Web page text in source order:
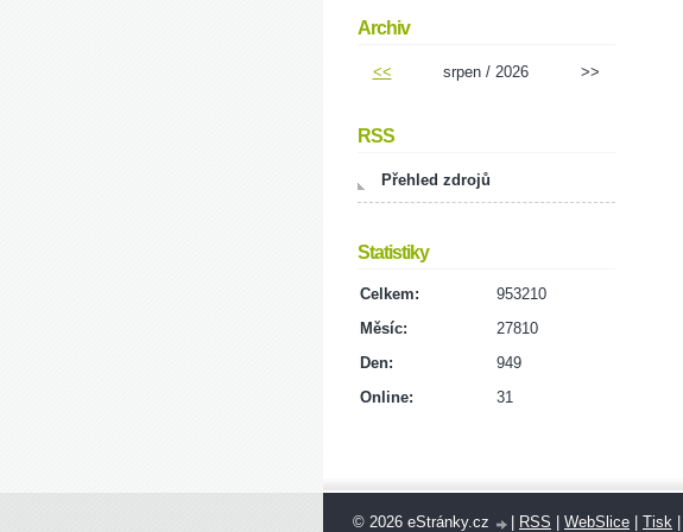
Archiv
<< srpen / 2026 >>
RSS
Přehled zdrojů
Statistiky
Online: 31
Celkem:
953210
Měsíc:
27810
Den:
949
© 2026 eStránky.cz RSS WebSlice Tisk